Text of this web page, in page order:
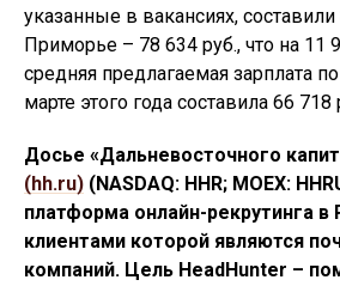
указанные в вакансиях,
Приморье – 78 634 руб., что на
средняя предлагаемая зарплата
марте этого года составила 66 718
Досье «Дальневосточного
(hh.ru) (NASDAQ: HHR; MOEX:
платформа онлайн-рекрутинга в
клиентами которой являются
компаний. Цель HeadHunter –